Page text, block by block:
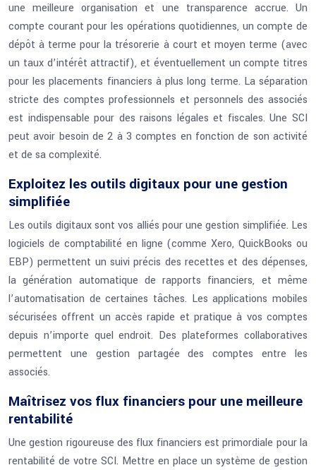
une meilleure organisation et une transparence accrue. Un
compte courant pour les opérations quotidiennes, un compte de
dépôt à terme pour la trésorerie à court et moyen terme (avec
un taux d’intérêt attractif), et éventuellement un compte titres
pour les placements financiers à plus long terme. La séparation
stricte des comptes professionnels et personnels des associés
est indispensable pour des raisons légales et fiscales. Une SCI
peut avoir besoin de 2 à 3 comptes en fonction de son activité
et de sa complexité.
Exploitez les outils digitaux pour une gestion
simplifiée
Les outils digitaux sont vos alliés pour une gestion simplifiée. Les
logiciels de comptabilité en ligne (comme Xero, QuickBooks ou
EBP) permettent un suivi précis des recettes et des dépenses,
la génération automatique de rapports financiers, et même
l’automatisation de certaines tâches. Les applications mobiles
sécurisées offrent un accès rapide et pratique à vos comptes
depuis n’importe quel endroit. Des plateformes collaboratives
permettent une gestion partagée des comptes entre les
associés.
Maîtrisez vos flux financiers pour une meilleure
rentabilité
Une gestion rigoureuse des flux financiers est primordiale pour la
rentabilité de votre SCI. Mettre en place un système de gestion